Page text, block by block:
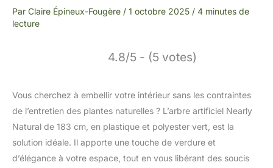
Par Claire Épineux-Fougère / 1 octobre 2025 / 4 minutes de
lecture
4.8/5 - (5 votes)
Vous cherchez à embellir votre intérieur sans les contraintes
de l’entretien des plantes naturelles ? L’arbre artificiel Nearly
Natural de 183 cm, en plastique et polyester vert, est la
solution idéale. Il apporte une touche de verdure et
d’élégance à votre espace, tout en vous libérant des soucis